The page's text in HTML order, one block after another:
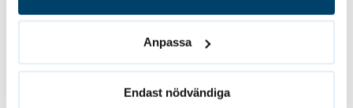
Anpassa
Endast nödvändiga
Tillbaka till alla referenser